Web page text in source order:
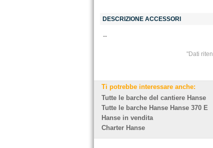
DESCRIZIONE ACCESSORI
--
"Dati
Ti potrebbe interessare anche:
Tutte le barche del cantiere Hanse
Tutte le barche Hanse Hanse 370 E
Hanse in vendita
Charter Hanse